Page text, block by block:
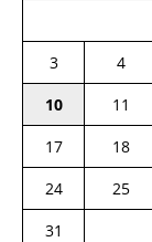
3
4
10
11
17
18
24
25
31